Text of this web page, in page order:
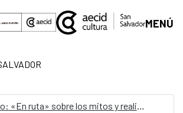
principal
MENÚ